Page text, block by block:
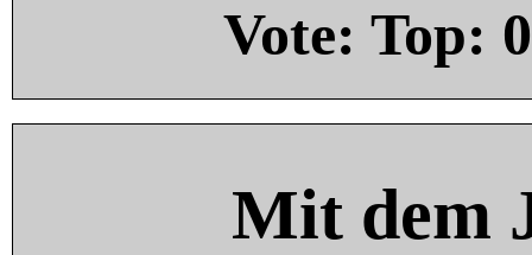
Vote: Top: 0
Mit dem